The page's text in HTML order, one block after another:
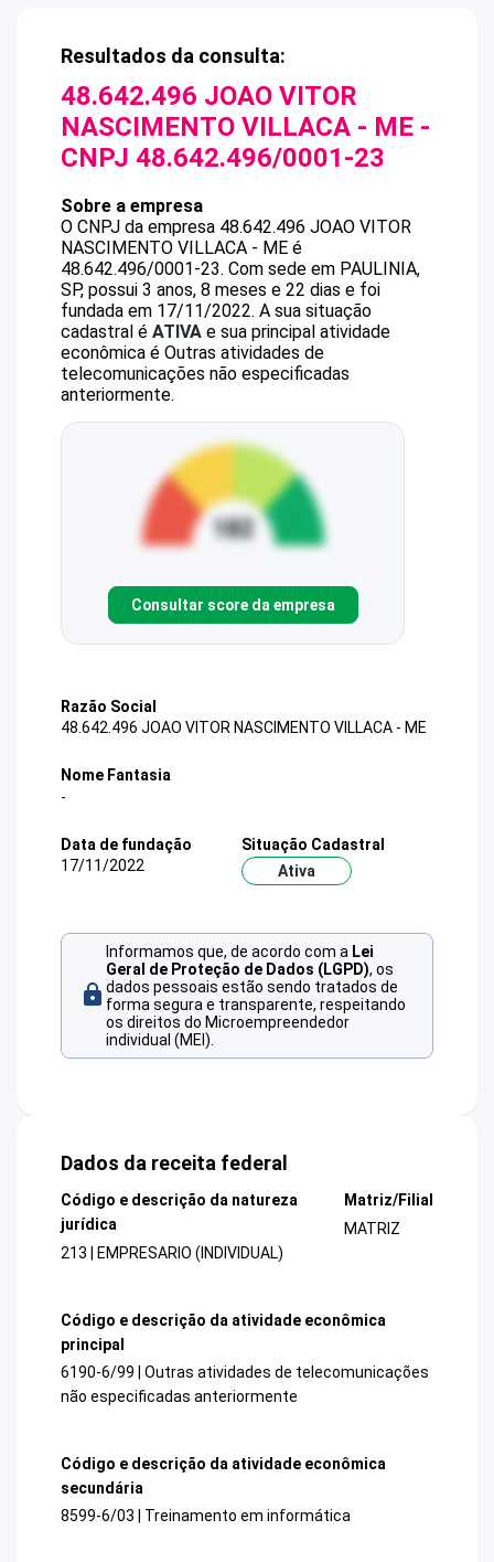
Resultados da consulta:
48.642.496 JOAO VITOR
NASCIMENTO VILLACA - ME -
CNPJ 48.642.496/0001-23
Sobre a empresa
O CNPJ da empresa 48.642.496 JOAO VITOR
NASCIMENTO VILLACA - ME é
48.642.496/0001-23. Com sede em PAULINIA,
SP, possui 3 anos, 8 meses e 22 dias e foi
fundada em 17/11/2022. A sua situação
cadastral é ATIVA e sua principal atividade
econômica é Outras atividades de
telecomunicações não especificadas
anteriormente.
Consultar score da empresa
Razão Social
48.642.496 JOAO VITOR NASCIMENTO VILLACA - ME
Nome Fantasia
-
Data de fundação
17/11/2022
Situação Cadastral
Ativa
Informamos que, de acordo com a Lei
Geral de Proteção de Dados (LGPD), os
dados pessoais estão sendo tratados de
forma segura e transparente, respeitando
os direitos do Microempreendedor
individual (MEI).
Dados da receita federal
Código e descrição da natureza
jurídica
213 | EMPRESARIO (INDIVIDUAL)
Matriz/Filial
MATRIZ
Código e descrição da atividade econômica
principal
6190-6/99 | Outras atividades de telecomunicações
não especificadas anteriormente
Código e descrição da atividade econômica
secundária
8599-6/03 | Treinamento em informática